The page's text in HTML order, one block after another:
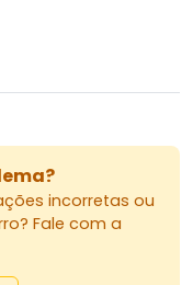
incorretas ou
Fale com a